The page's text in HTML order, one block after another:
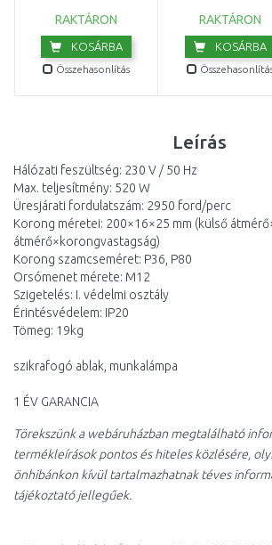
RAKTÁRON
KOSÁRBA
Összehasonlítás
RAKTÁRON
KOSÁRBA
Leírás
Hálózati feszültség: 230 V / 50 Hz
Max. teljesítmény: 520 W
Üresjárati fordulatszám: 2950 ford/perc
Korong méretei: 200×16×25 mm (külső
átmérő×korongvastagság)
Korong szamcseméret: P36, P80
Orsómenet mérete: M12
Szigetelés: I. védelmi osztály
Érintésvédelem: IP20
Tömeg: 19kg
szikrafogó ablak, munkalámpa
1 ÉV GARANCIA
Törekszünk a webáruházban megtalálható
termékleírások pontos és hiteles közlésére,
önhibánkon kívül tartalmazhatnak téves
tájékoztató jellegűek.